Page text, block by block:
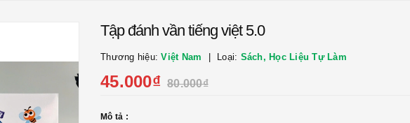
Tập đánh vần tiếng việt 5.0
Thương hiệu:Việt Nam Loại: Sách, Học Liệu Tự Làm
45.000₫ 80.000₫
Mô tả :